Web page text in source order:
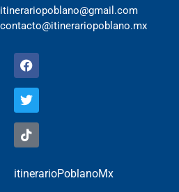
itinerariopoblano@gmail.com
contacto@itinerariopoblano.mx
itinerarioPoblanoMx